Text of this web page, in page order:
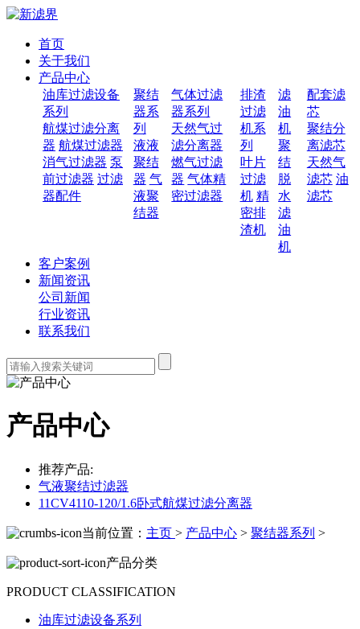
首页
关于我们
产品中心
油库过滤设备
系列
航煤过滤分离
器 航煤过滤器
消气过滤器 泵
前过滤器 过滤
器配件
聚结
器系
列
液液
聚结
器 气
液聚
结器
气体过滤
器系列
天然气过
滤分离器
燃气过滤
器 气体精
密过滤器
排渣
过滤
机系
列
叶片
过滤
机 精
密排
渣机
滤
油
机
聚
结
脱
水
滤
油
机
配套滤
芯
聚结分
离滤芯
天然气
滤芯 油
滤芯
客户案例
新闻资讯
公司新闻
行业资讯
联系我们
产品中心
推荐产品:
气液聚结过滤器
11CV4110-120/1.6卧式航煤过滤分离器
当前位置： 主页 > 产品中心 > 聚结器系列 >
产品分类
PRODUCT CLASSIFICATION
油库过滤设备系列